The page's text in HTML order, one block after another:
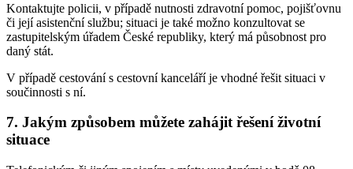
Kontaktujte policii, v případě nutnosti zdravotní pomoc, pojišťovnu
či její asistenční službu; situaci je také možno konzultovat se
zastupitelským úřadem České republiky, který má působnost pro
daný stát.
V případě cestování s cestovní kanceláří je vhodné řešit situaci v
součinnosti s ní.
7. Jakým způsobem můžete zahájit řešení životní
situace